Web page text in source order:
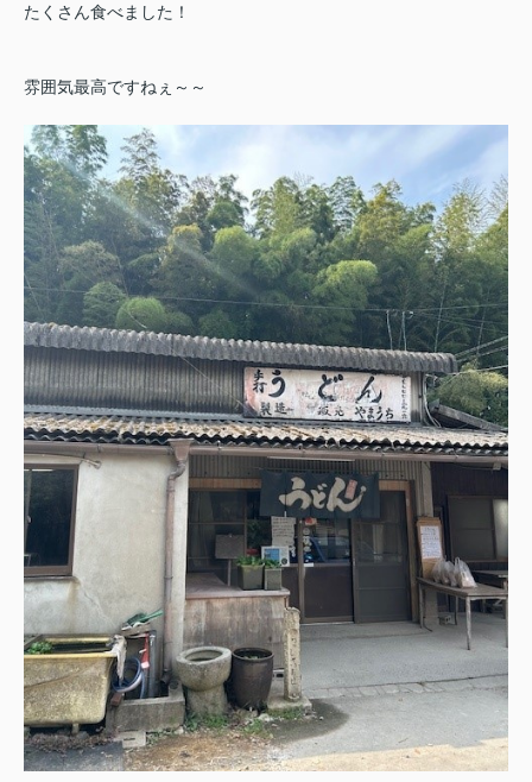
たくさん食べました！
雰囲気最高ですねぇ～～